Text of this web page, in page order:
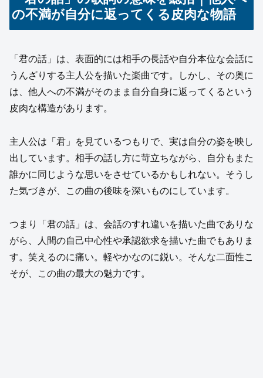
の不満が自分に返ってくる皮肉な物語
「君の話」は、表面的には相手の長話や自分本位な会話に
うんざりする主人公を描いた楽曲です。しかし、その奥に
は、他人への不満がそのまま自分自身に返ってくるという
皮肉な構造があります。
主人公は「君」を見ているつもりで、実は自分の姿を映し
出しています。相手の話し方に苛立ちながら、自分もまた
誰かに同じような思いをさせているかもしれない。そうし
た気づきが、この曲の後味を深いものにしています。
つまり「君の話」は、会話のすれ違いを描いた曲でありな
がら、人間の自己中心性や承認欲求を描いた曲でもありま
す。笑えるのに痛い。軽やかなのに鋭い。そんな二面性こ
そが、この曲の最大の魅力です。